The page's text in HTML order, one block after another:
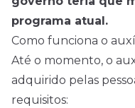
programa atual.
Como funciona o
Até o momento, o
adquirido pelas
requisitos: